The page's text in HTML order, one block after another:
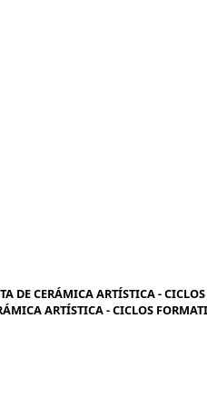
DE CERÁMICA ARTÍSTICA -
ARTÍSTICA - CICLOS